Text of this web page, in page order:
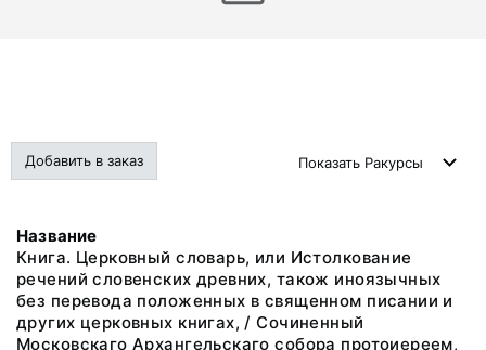
Добавить в заказ Показать Ракурсы
Название
Книга. Церковный словарь, или Истолкование
речений словенских древних, також иноязычных
без перевода положенных в священном писании и
других церковных книгах, / Сочиненный
Московскаго Архангельскаго собора протоиереем,